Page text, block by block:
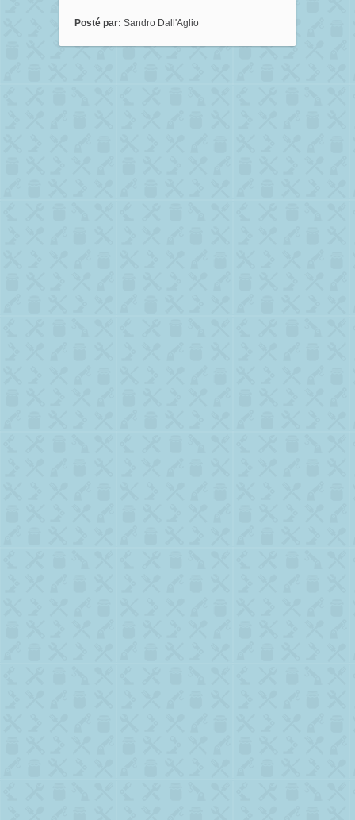
Posté par: Sandro Dall'Aglio